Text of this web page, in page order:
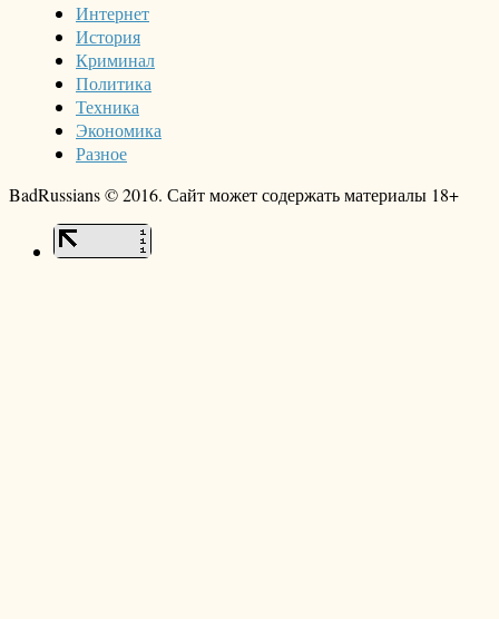
Интернет
История
Криминал
Политика
Техника
Экономика
Разное
BadRussians © 2016. Сайт может содержать материалы 18+